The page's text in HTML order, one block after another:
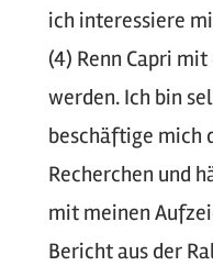
ich interessiere
(4) Renn Capri
werden. Ich bin
beschäftige mich
Recherchen und
mit meinen
Bericht aus der